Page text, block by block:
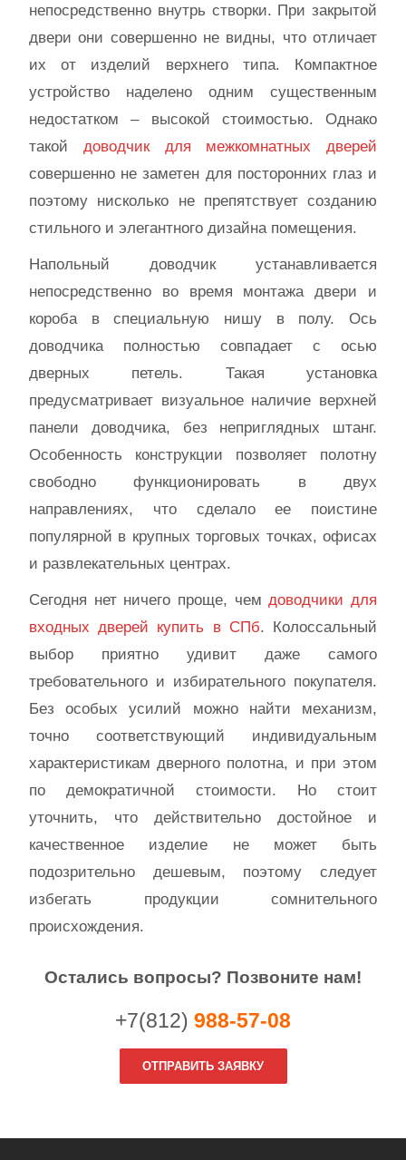
непосредственно внутрь створки. При закрытой
двери они совершенно не видны, что отличает
их от изделий верхнего типа. Компактное
устройство наделено одним существенным
недостатком – высокой стоимостью. Однако
такой доводчик для межкомнатных дверей
совершенно не заметен для посторонних глаз и
поэтому нисколько не препятствует созданию
стильного и элегантного дизайна помещения.
Напольный доводчик устанавливается
непосредственно во время монтажа двери и
короба в специальную нишу в полу. Ось
доводчика полностью совпадает с осью
дверных петель. Такая установка
предусматривает визуальное наличие верхней
панели доводчика, без неприглядных штанг.
Особенность конструкции позволяет полотну
свободно функционировать в двух
направлениях, что сделало ее поистине
популярной в крупных торговых точках, офисах
и развлекательных центрах.
Сегодня нет ничего проще, чем доводчики для
входных дверей купить в СПб. Колоссальный
выбор приятно удивит даже самого
требовательного и избирательного покупателя.
Без особых усилий можно найти механизм,
точно соответствующий индивидуальным
характеристикам дверного полотна, и при этом
по демократичной стоимости. Но стоит
уточнить, что действительно достойное и
качественное изделие не может быть
подозрительно дешевым, поэтому следует
избегать продукции сомнительного
происхождения.
Остались вопросы? Позвоните нам!
+7(812) 988-57-08
ОТПРАВИТЬ ЗАЯВКУ